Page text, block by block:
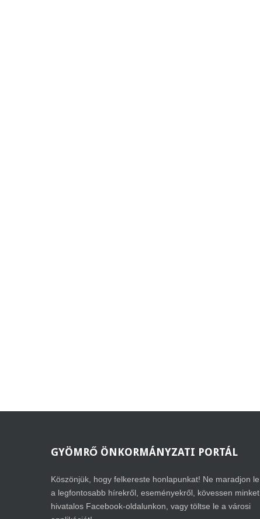
GYÖMRŐ ÖNKORMÁNYZATI PORTÁL
Köszönjük, hogy felkereste honlapunkat! Ne maradjon le
a legfontosabb hírekről, eseményekről, kövessen minket
hivatalos Facebook-oldalunkon, vagy töltse le a városi